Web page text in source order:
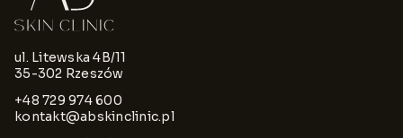
ul. Litewska 4B/11
35-302 Rzeszów
+48 729 974 600
kontakt@abskinclinic.pl